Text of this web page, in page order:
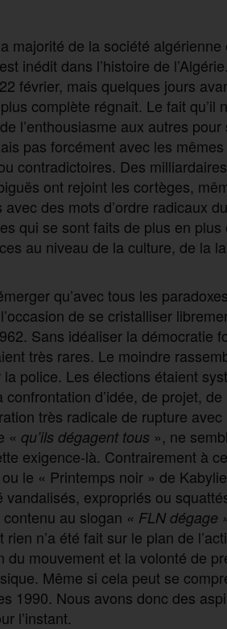
majorité de la société
inédit dans l’histoire de
février, mais quelques jours
complète régnait. Le fait qu’il
l’enthousiasme aux autres
pas forcément avec les
contradictoires. Des
ont rejoint les cortèges,
des mots d’ordre radicaux
qui se sont faits de plus en
au niveau de la culture, de la
qu’avec tous les
de se cristalliser
Sans idéaliser la démocratie
très rares. Le moindre
police. Les élections étaient
d’idée, de projet,
très radicale de rupture
« qu’ils dégagent tous », ne
exigence-là. Contrairement à
le « Printemps noir » de
vandalisés, expropriés ou
au slogan « FLN dégage
n’a été fait sur le plan de
du mouvement et la volonté de
Même si cela peut se
1990. Nous avons donc des
l’instant.